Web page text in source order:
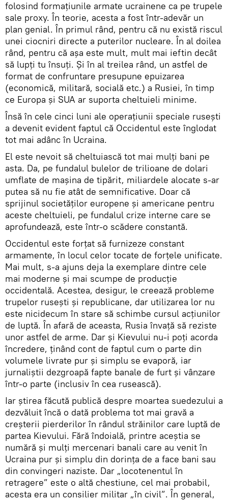
folosind formațiunile armate ucrainene ca pe trupele
sale proxy. În teorie, acesta a fost într-adevăr un
plan genial. În primul rând, pentru că nu există riscul
unei ciocniri directe a puterilor nucleare. În al doilea
rând, pentru că așa este mult, mult mai ieftin decât
să lupți tu însuți. Și în al treilea rând, un astfel de
format de confruntare presupune epuizarea
(economică, militară, socială etc.) a Rusiei, în timp
ce Europa și SUA ar suporta cheltuieli minime.
Însă în cele cinci luni ale operațiunii speciale rusești
a devenit evident faptul că Occidentul este înglodat
tot mai adânc în Ucraina.
El este nevoit să cheltuiască tot mai mulți bani pe
asta. Da, pe fundalul bulelor de trilioane de dolari
umflate de mașina de tipărit, miliardele alocate s-ar
putea să nu fie atât de semnificative. Doar că
sprijinul societăților europene și americane pentru
aceste cheltuieli, pe fundalul crize interne care se
aprofundează, este într-o scădere constantă.
Occidentul este forțat să furnizeze constant
armamente, în locul celor tocate de forțele unificate.
Mai mult, s-a ajuns deja la exemplare dintre cele
mai moderne și mai scumpe de producție
occidentală. Acestea, desigur, le creează probleme
trupelor rusești și republicane, dar utilizarea lor nu
este nicidecum în stare să schimbe cursul acțiunilor
de luptă. În afară de aceasta, Rusia învață să reziste
unor astfel de arme. Dar și Kievului nu-i poți acorda
încredere, ținând cont de faptul cum o parte din
volumele livrate pur și simplu se evaporă, iar
jurnaliștii dezgroapă fapte banale de furt și vânzare
într-o parte (inclusiv în cea rusească).
Iar știrea făcută publică despre moartea suedezului a
dezvăluit încă o dată problema tot mai gravă a
creșterii pierderilor în rândul străinilor care luptă de
partea Kievului. Fără îndoială, printre aceștia se
numără și mulți mercenari banali care au venit în
Ucraina pur și simplu din dorința de a face bani sau
din convingeri naziste. Dar „locotenentul în
retragere” este o altă chestiune, cel mai probabil,
acesta era un consilier militar „în civil”. În general,